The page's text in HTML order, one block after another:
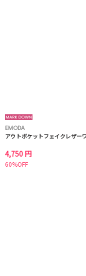
EMODA
アウトポケットフェイクレザー
4,750 円
60%OFF